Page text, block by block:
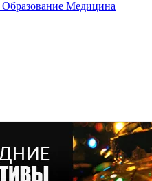
Образование Медицина